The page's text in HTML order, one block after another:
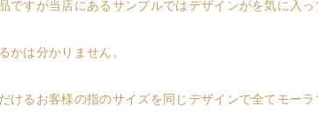
ですが当店にあるサンプルではデザインがを気に入っ
かは分かりません。
けるお客様の指のサイズを同じデザインで全てモー